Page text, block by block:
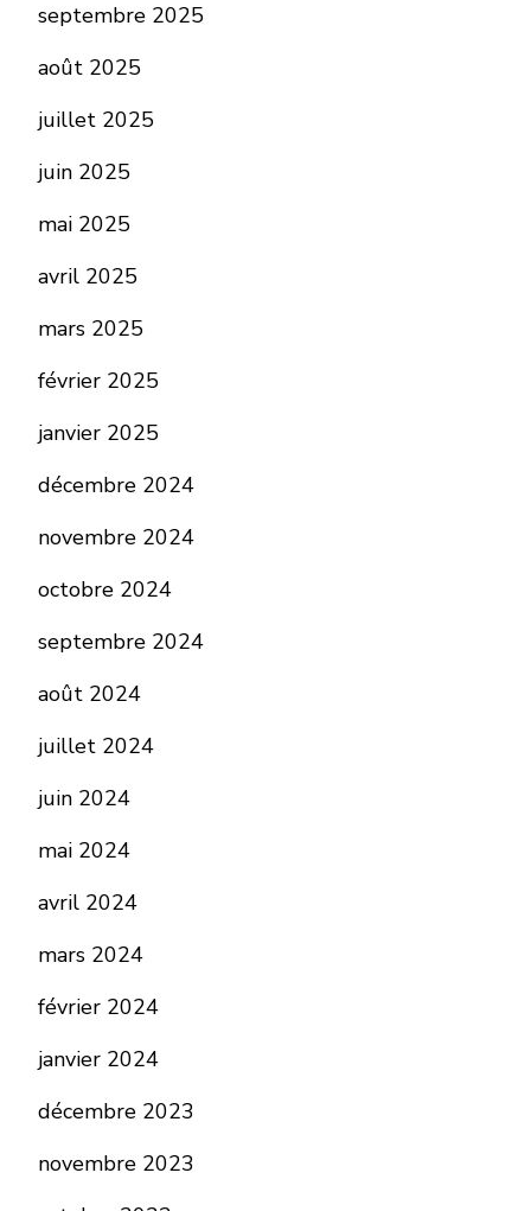
septembre 2025
août 2025
juillet 2025
juin 2025
mai 2025
avril 2025
mars 2025
février 2025
janvier 2025
décembre 2024
novembre 2024
octobre 2024
septembre 2024
août 2024
juillet 2024
juin 2024
mai 2024
avril 2024
mars 2024
février 2024
janvier 2024
décembre 2023
novembre 2023